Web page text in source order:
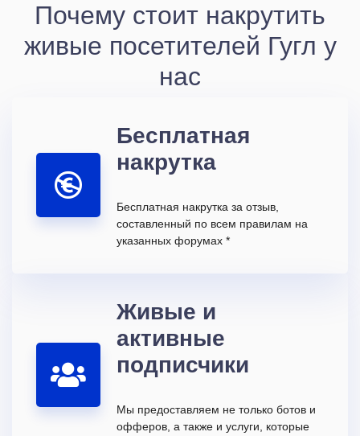
Почему стоит накрутить
живые посетителей Гугл у
нас
Бесплатная
накрутка
Бесплатная накрутка за отзыв,
составленный по всем правилам на
указанных форумах *
Живые и
активные
подписчики
Мы предоставляем не только ботов и
офферов, а также и услуги, которые